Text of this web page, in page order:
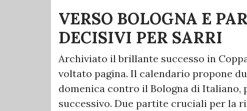
VERSO BOLOGNA E
DECISIVI PER SARRI
Archiviato il brillante successo in
voltato pagina. Il calendario propone
domenica contro il Bologna di
successivo. Due partite cruciali per la